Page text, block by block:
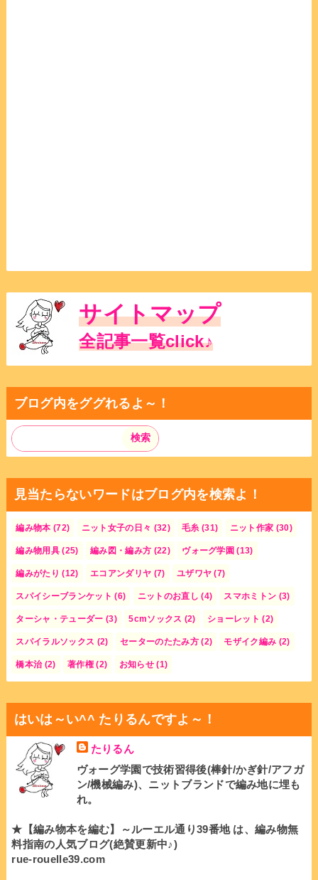
サイトマップ
全記事一覧click♪
ブログ内をググれるよ～！
見当たらないワードはブログ内を検索よ！
編み物本 (72) ニット女子の日々 (32) 毛糸 (31) ニット作家 (30)
編み物用具 (25) 編み図・編み方 (22) ヴォーグ学園 (13)
編みがたり (12) エコアンダリヤ (7) ユザワヤ (7)
スパイシーブランケット (6) ニットのお直し (4) スマホミトン (3)
ターシャ・テューダー (3) 5cmソックス (2) ショーレット (2)
スパイラルソックス (2) セーターのたたみ方 (2) モザイク編み (2)
橋本治 (2) 著作権 (2) お知らせ (1)
はいは～い^^ たりるんですよ～！
たりるん
ヴォーグ学園で技術習得後(棒針/かぎ針/アフガ
ン/機械編み)、ニットブランドで編み地に埋も
れ。
★【編み物本を編む】～ルーエル通り39番地 は、編み物無
料指南の人気ブログ(絶賛更新中♪)
rue-rouelle39.com